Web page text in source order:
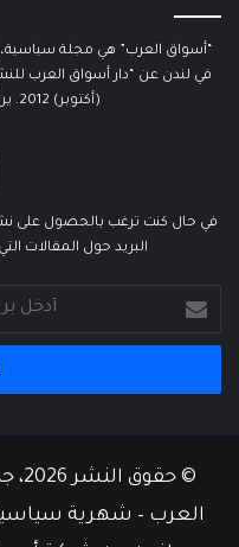
“أسواق العرب” هي مجلة سياسية،
في لندن عن “دار أسواق العرب
(أكتوبر) 2012. يرأس تحريرها كابي طبراني.
في حال كنت ترغب بالحصول على
البريد حول المقالات
بريدك
الإلكتروني
©
العرب – شهرية